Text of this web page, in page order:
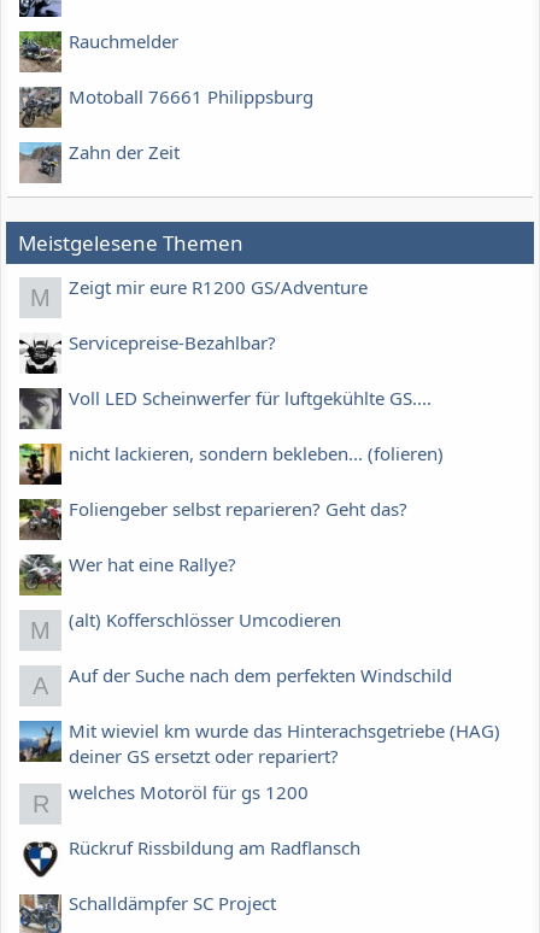
Rauchmelder
Motoball 76661 Philippsburg
Zahn der Zeit
Meistgelesene Themen
M Zeigt mir eure R1200 GS/Adventure
Servicepreise-Bezahlbar?
Voll LED Scheinwerfer für luftgekühlte GS....
nicht lackieren, sondern bekleben... (folieren)
Foliengeber selbst reparieren? Geht das?
Wer hat eine Rallye?
M (alt) Kofferschlösser Umcodieren
A Auf der Suche nach dem perfekten Windschild
Mit wieviel km wurde das Hinterachsgetriebe (HAG)
deiner GS ersetzt oder repariert?
R welches Motoröl für gs 1200
Rückruf Rissbildung am Radflansch
Schalldämpfer SC Project